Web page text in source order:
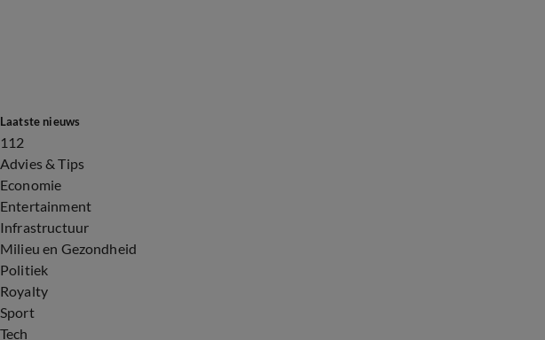
Laatste nieuws
112
Advies & Tips
Economie
Entertainment
Infrastructuur
Milieu en Gezondheid
Politiek
Royalty
Sport
Tech